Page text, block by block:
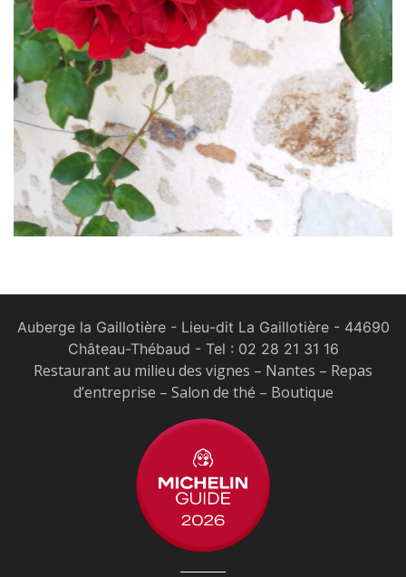
Auberge la Gaillotière - Lieu-dit La Gaillotière - 44690
Château-Thébaud - Tel : 02 28 21 31 16
Restaurant au milieu des vignes – Nantes – Repas
d’entreprise – Salon de thé – Boutique